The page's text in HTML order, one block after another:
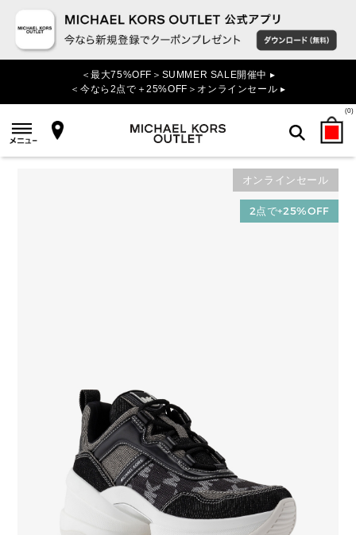
＜最大75%OFF＞SUMMER SALE開催中 ▸
＜今なら2点で＋25%OFF＞オンラインセール ▸
(0)
検索
オンラインセール
2点で+25%OFF